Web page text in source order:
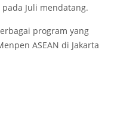
Juli mendatang.
program yang
ASEAN di Jakarta